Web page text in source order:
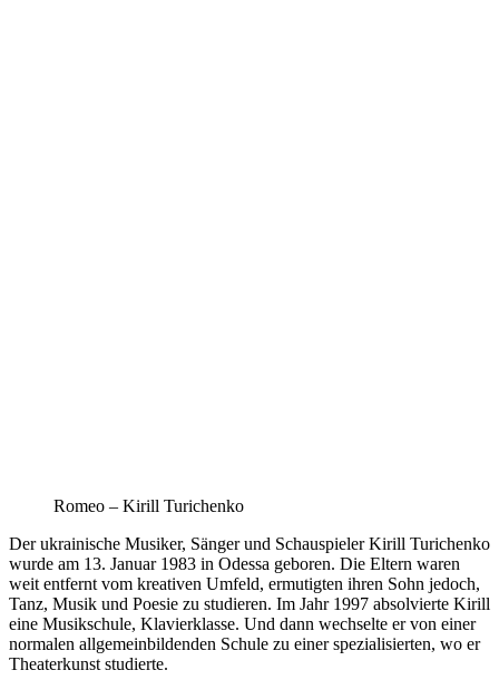
Romeo – Kirill Turichenko
Der ukrainische Musiker, Sänger und Schauspieler Kirill Turichenko
wurde am 13. Januar 1983 in Odessa geboren. Die Eltern waren
weit entfernt vom kreativen Umfeld, ermutigten ihren Sohn jedoch,
Tanz, Musik und Poesie zu studieren. Im Jahr 1997 absolvierte Kirill
eine Musikschule, Klavierklasse. Und dann wechselte er von einer
normalen allgemeinbildenden Schule zu einer spezialisierten, wo er
Theaterkunst studierte.